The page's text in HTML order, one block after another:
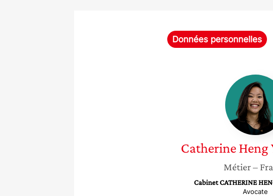
Données personnelles
Heng
Yee
Catherine Heng
Métier–
Cabinet CATHERINE
Avocate